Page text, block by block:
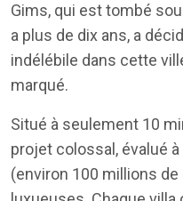
Gims, qui est tombé
a plus de dix ans, a
indélébile dans cette
marqué.
Situé à seulement 10
projet colossal, évalué
(environ 100 millions